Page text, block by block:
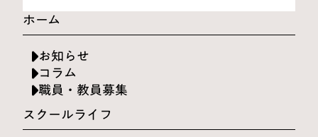
ホーム
お知らせ
コラム
職員・教員募集
スクールライフ